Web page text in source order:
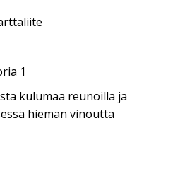
1
kulumaa reunoilla ja
hieman vinoutta